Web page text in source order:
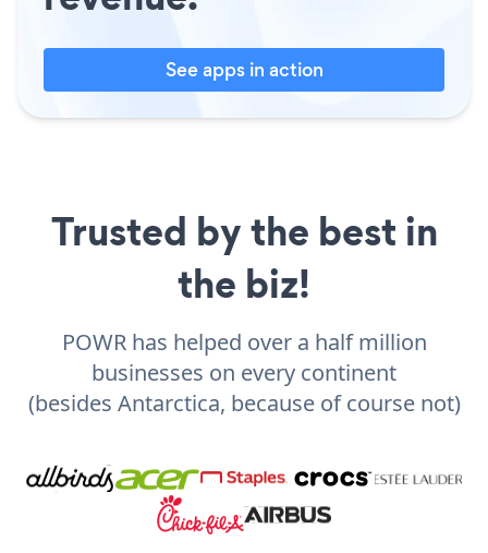
See apps in action
Trusted by the best in
the biz!
POWR has helped over a half million
businesses on every continent
(besides Antarctica, because of course not)